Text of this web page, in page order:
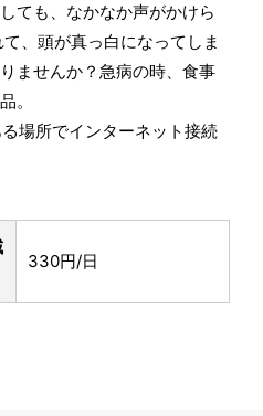
ても、なかなか声がかけら
、頭が真っ白になってしま
ませんか？急病の時、食事
。
場所でインターネット接続
330円/日